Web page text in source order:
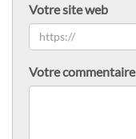
Votre site web
Votre commentaire